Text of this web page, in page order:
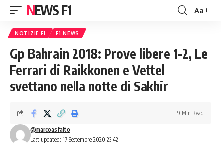
NEWS F1
Font
Aa
NOTIZIE F1 F1 NEWS
Gp Bahrain 2018: Prove libere 1-2, Le
Ferrari di Raikkonen e Vettel
svettano nella notte di Sakhir
Last updated: 17 Settembre 2020 23:42
@marcoasfalto
9 Min Read